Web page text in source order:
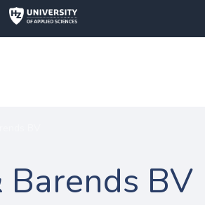
BV